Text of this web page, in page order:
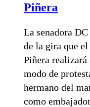
Piñera
La senadora
de la gira que el
Piñera
modo de
hermano del
como